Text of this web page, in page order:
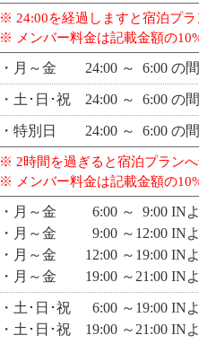
※ 24:00を経過しますと宿泊プラ
※ メンバー料金は記載金額の
・月～金 24:00 ～ 6:00 の間
・土･日･祝 24:00 ～ 6:00 の
・特別日 24:00 ～ 6:00 の間
※ 2時間を過ぎると宿泊プラン
※ メンバー料金は記載金額の
・月～金 6:00 ～ 9:00 INよ
・月～金 9:00 ～12:00 INよ
・月～金 12:00 ～19:00 INよ
・月～金 19:00 ～21:00 INよ
・土･日･祝 6:00 ～19:00 IN
・土･日･祝 19:00 ～21:00 IN